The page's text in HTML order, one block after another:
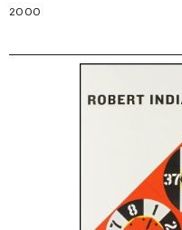
2000